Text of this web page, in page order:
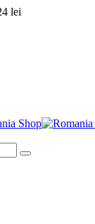
lei